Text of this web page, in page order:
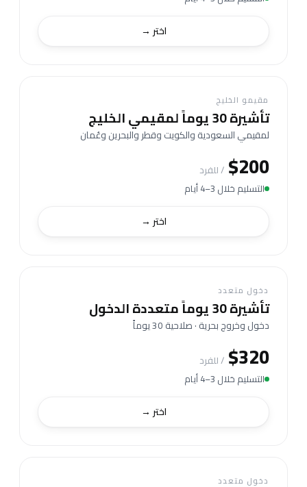
اختر →
مقيمو الخليج
تأشيرة 30 يوماً لمقيمي الخليج
لمقيمي السعودية والكويت وقطر والبحرين وعُمان
$200 / للفرد
التسليم خلال 3–4 أيام
اختر →
دخول متعدد
تأشيرة 30 يوماً متعددة الدخول
دخول وخروج بحرية · صلاحية 30 يوماً
$320 / للفرد
التسليم خلال 3–4 أيام
اختر →
دخول متعدد